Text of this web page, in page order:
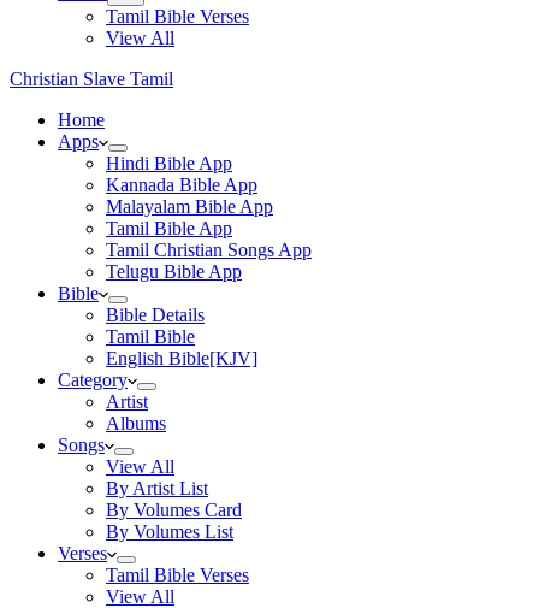
Tamil Bible Verses
View All
Christian Slave Tamil
Home
Apps
Hindi Bible App
Kannada Bible App
Malayalam Bible App
Tamil Bible App
Tamil Christian Songs App
Telugu Bible App
Bible
Bible Details
Tamil Bible
English Bible[KJV]
Category
Artist
Albums
Songs
View All
By Artist List
By Volumes Card
By Volumes List
Verses
Tamil Bible Verses
View All